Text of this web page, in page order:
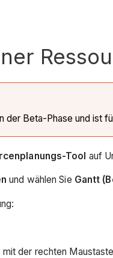
der Beta-Phase und ist
Tool auf
und wählen Sie Gantt
mit der rechten